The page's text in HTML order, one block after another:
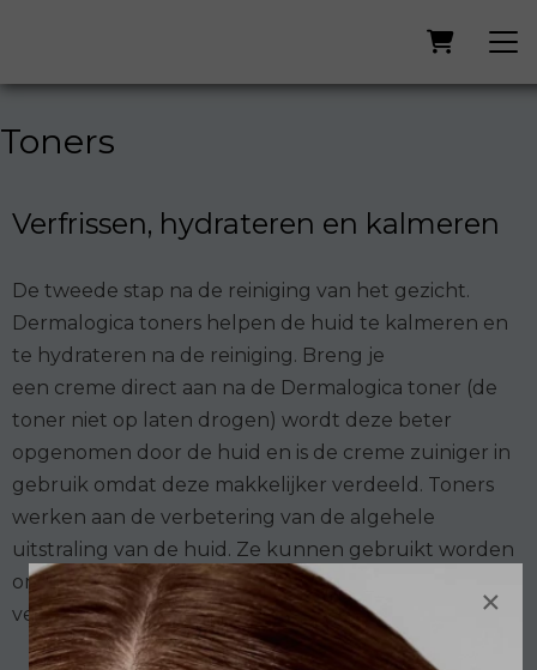
Toners
Verfrissen, hydrateren en kalmeren
De tweede stap na de reiniging van het gezicht.
Dermalogica toners helpen de huid te kalmeren en
te hydrateren na de reiniging. Breng je
een creme direct aan na de Dermalogica toner (de
toner niet op laten drogen) wordt deze beter
opgenomen door de huid en is de creme zuiniger in
gebruik omdat deze makkelijker verdeeld. Toners
werken aan de verbetering van de algehele
uitstraling van de huid. Ze kunnen gebruikt worden
om te verfrissen, kalmeren, hydrateren of
verstevigen na de reiniging en/of gedurende de dag
×